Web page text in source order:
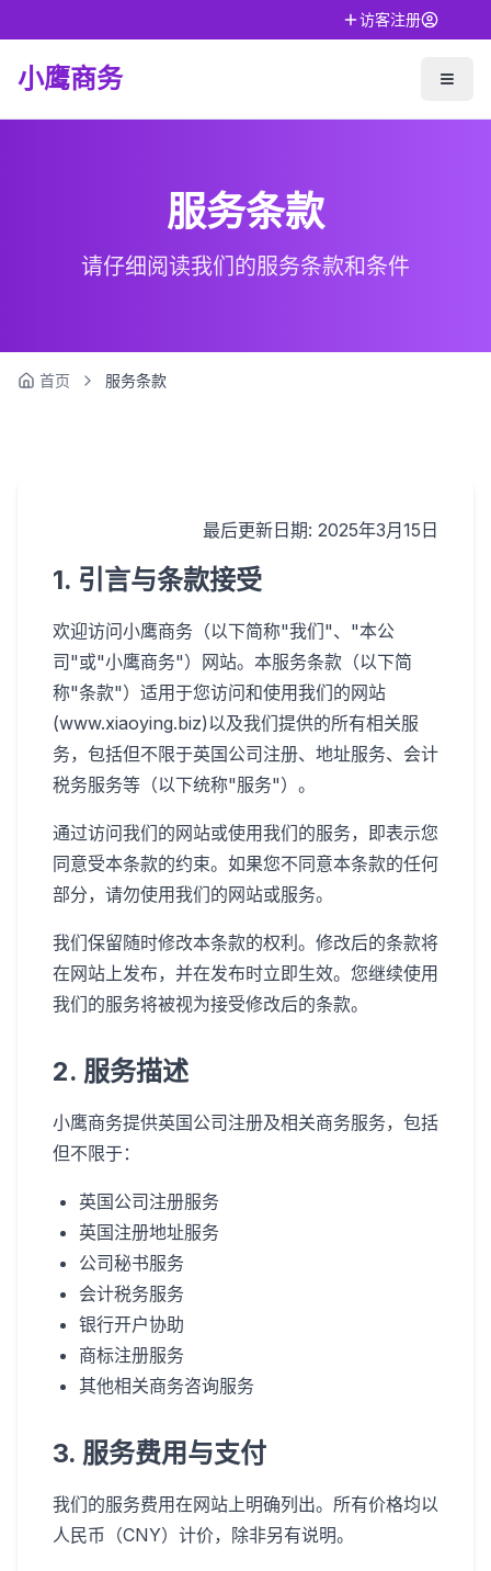
访客注册
小鹰商务
服务条款
请仔细阅读我们的服务条款和条件
首页 服务条款
最后更新日期: 2025年3月15日
1. 引言与条款接受
欢迎访问小鹰商务（以下简称"我们"、"本公
司"或"小鹰商务"）网站。本服务条款（以下简
称"条款"）适用于您访问和使用我们的网站
(www.xiaoying.biz)以及我们提供的所有相关服
务，包括但不限于英国公司注册、地址服务、会计
税务服务等（以下统称"服务"）。
通过访问我们的网站或使用我们的服务，即表示您
同意受本条款的约束。如果您不同意本条款的任何
部分，请勿使用我们的网站或服务。
我们保留随时修改本条款的权利。修改后的条款将
在网站上发布，并在发布时立即生效。您继续使用
我们的服务将被视为接受修改后的条款。
2. 服务描述
小鹰商务提供英国公司注册及相关商务服务，包括
但不限于：
英国公司注册服务
英国注册地址服务
公司秘书服务
会计税务服务
银行开户协助
商标注册服务
其他相关商务咨询服务
3. 服务费用与支付
我们的服务费用在网站上明确列出。所有价格均以
人民币（CNY）计价，除非另有说明。